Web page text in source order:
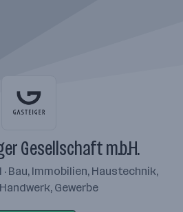
Gesellschaft m.b.H.
Bau, Immobilien, Haustechnik,
Gewerbe